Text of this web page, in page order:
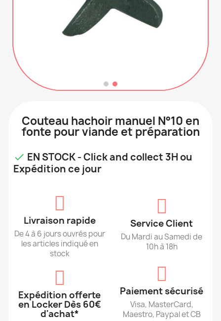
Couteau hachoir manuel N°10 en
fonte pour viande et préparation
 EN STOCK - Click and collect 3H ou
Expédition ce jour
Livraison rapide
De 4 à 6 jours ouvrés pour
les articles indiqué en
stock
Expédition offerte
en Locker Dès 60€
d'achat*
Service Client
Du Mardi au Samedi de
10h à 18h
Paiement sécurisé
Visa, MasterCard,
Maestro, Paypal et CB